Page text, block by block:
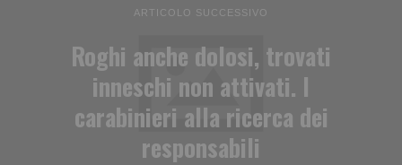
ARTICOLO SUCCESSIVO
Roghi anche dolosi, trovati
inneschi non attivati. I
carabinieri alla ricerca dei
responsabili